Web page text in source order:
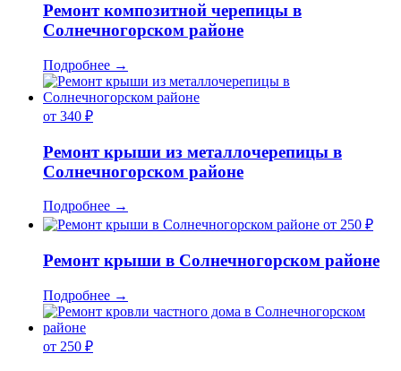
Ремонт композитной черепицы в
Солнечногорском районе
Подробнее →
от 340 ₽
Ремонт крыши из металлочерепицы в
Солнечногорском районе
Подробнее →
от 250 ₽
Ремонт крыши в Солнечногорском районе
Подробнее →
от 250 ₽